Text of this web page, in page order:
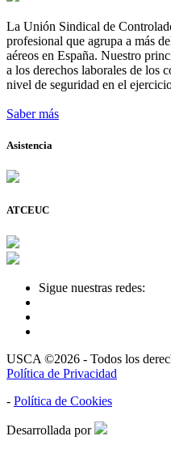
La Unión Sindical de
profesional que agrupa a más
aéreos en España. Nuestro
a los derechos laborales de los
nivel de seguridad en el
Saber más
Asistencia
ATCEUC
Sigue nuestras redes:
USCA ©2026 - Todos los
Política de Privacidad
- Política de Cookies
Desarrollada por